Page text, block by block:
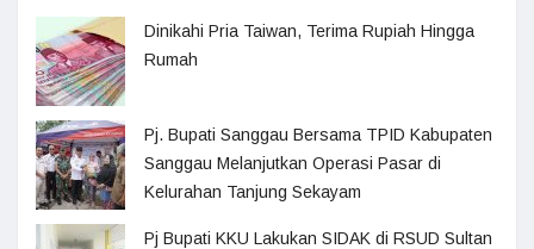
Dinikahi Pria Taiwan, Terima Rupiah Hingga
Rumah
Pj. Bupati Sanggau Bersama TPID Kabupaten
Sanggau Melanjutkan Operasi Pasar di
Kelurahan Tanjung Sekayam
Pj Bupati KKU Lakukan SIDAK di RSUD Sultan